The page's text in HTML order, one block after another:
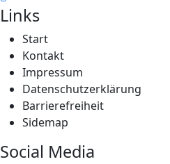
Links
Start
Kontakt
Impressum
Datenschutzerklärung
Barrierefreiheit
Sidemap
Social Media